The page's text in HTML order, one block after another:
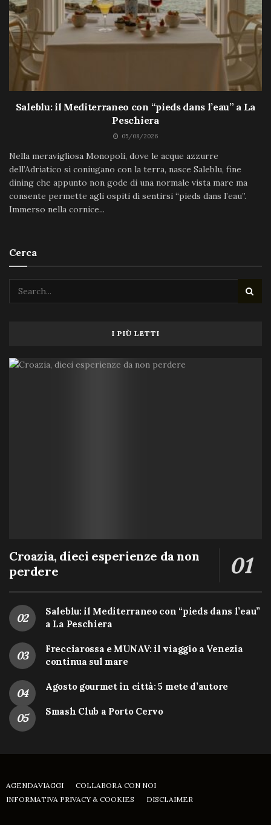
Saleblu: il Mediterraneo con “pieds dans l’eau” a La
Peschiera
05/08/2026
Nella meravigliosa Monopoli, dove le acque azzurre
dell’Adriatico si coniugano con la terra, nasce Saleblu, fine
dining che appunto non gode di una normale vista mare ma
consente permette agli ospiti di sentirsi “pieds dans l’eau”.
Immerso nella cornice...
Cerca
I PIÙ LETTI
Croazia, dieci esperienze da non
perdere
Saleblu: il Mediterraneo con “pieds dans l’eau”
a La Peschiera
Frecciarossa e MUNAV: il viaggio a Venezia
continua sul mare
Agosto gourmet in città: 5 mete d’autore
Smash Club a Porto Cervo
AGENDAVIAGGI
COLLABORA CON NOI
INFORMATIVA PRIVACY & COOKIES
DISCLAIMER